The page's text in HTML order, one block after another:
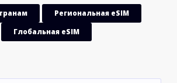
Региональная eSIM
Глобальная eSIM